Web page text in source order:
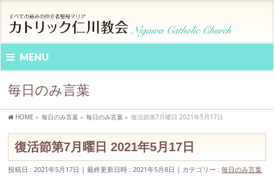
MENU
毎日のみ言葉
HOME » 毎日のみ言葉 » 毎日のみ言葉 » 復活節第7月曜日 2021年5月17日
復活節第7月曜日 2021年5月17日
投稿日 : 2021年5月17日 最終更新日時 : 2021年5月8日 カテゴリー :毎日のみ言葉